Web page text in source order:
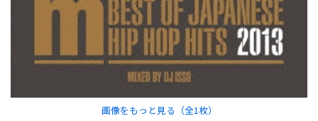
画像をもっと見る（全1 枚）